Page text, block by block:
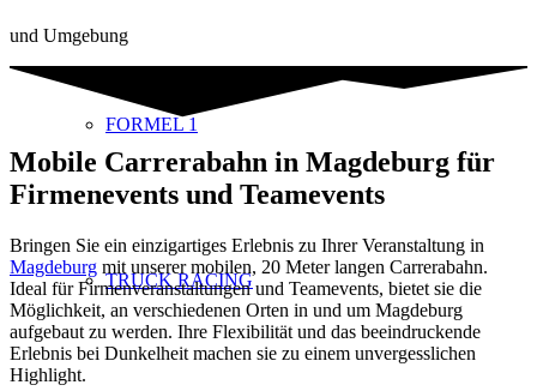
FORMEL 1
TRUCK RACING
und Umgebung
Mobile Carrerabahn in Magdeburg für
Firmenevents und Teamevents
Bringen Sie ein einzigartiges Erlebnis zu Ihrer Veranstaltung in
Magdeburg mit unserer mobilen, 20 Meter langen Carrerabahn.
Ideal für Firmenveranstaltungen und Teamevents, bietet sie die
Möglichkeit, an verschiedenen Orten in und um Magdeburg
aufgebaut zu werden. Ihre Flexibilität und das beeindruckende
Erlebnis bei Dunkelheit machen sie zu einem unvergesslichen
Highlight.